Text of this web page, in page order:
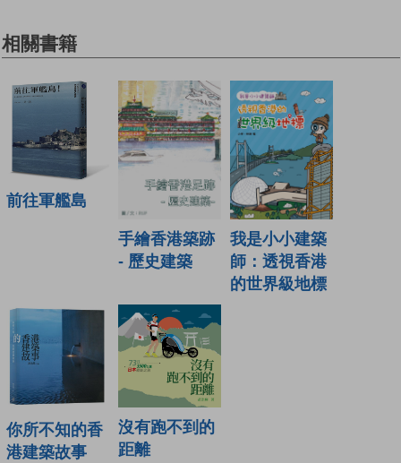
相關書籍
前往軍艦島
手繪香港築跡
- 歷史建築
我是小小建築
師：透視香港
的世界級地標
你所不知的香
港建築故事
沒有跑不到的
距離